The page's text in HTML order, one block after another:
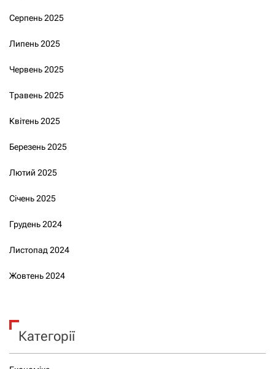
Серпень 2025
Липень 2025
Червень 2025
Травень 2025
Квітень 2025
Березень 2025
Лютий 2025
Січень 2025
Грудень 2024
Листопад 2024
Жовтень 2024
Категорії